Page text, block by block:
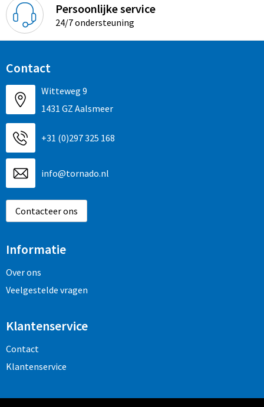
Persoonlijke service
24/7 ondersteuning
Contact
Witteweg 9
1431 GZ Aalsmeer
+31 (0)297 325 168
info@tornado.nl
Contacteer ons
Informatie
Over ons
Veelgestelde vragen
Klantenservice
Contact
Klantenservice
Veilig winkelen